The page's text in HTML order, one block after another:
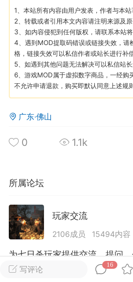
MOD下载 攻略教程
大人
Lv.8
卖挂
禁止发布联机可用的作弊
作弊模组的发布规范近期收到一
模组的发布行为：1. *...
汉
72 2.22w
大人
Lv.8
写评论
16
1、本站所有内容由用户发表，作者与本站
2、转载或者引用本文内容请注明来源及原
3、如内容侵犯到任何版权，请联系本站
4、遇到MOD提取码错误或链接失效，请
格，链接失效可以私信作者或站长进行补
5、如遇到其他问题无法解决可以私信站长
6、游戏MOD属于虚拟数字商品，一经购
不允许申请退款，购买即默认同意上述规
广东·佛山
0 1.1k
所属论坛
玩家交流
2106成员 15494内容
为七日杀玩家提供交流、提问
遵守中国法律规则，拒绝违法